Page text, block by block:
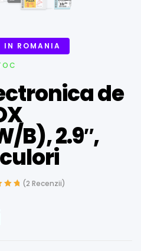
IN ROMANIA
de
B), 2.9″,
culori
(2 Recenzii)